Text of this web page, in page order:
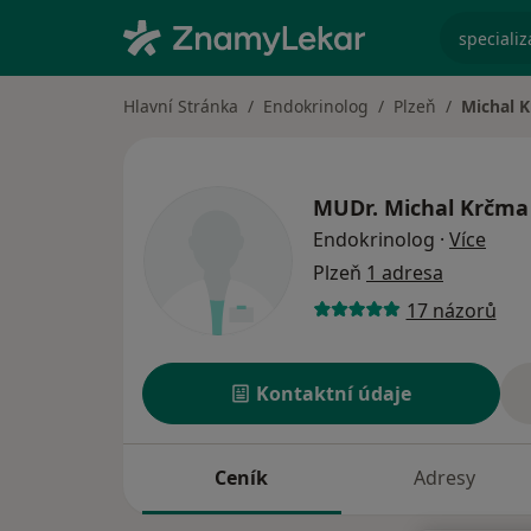
Hlavní Stránka Endokrinolog Plzeň Michal
MUDr. Michal Krčma
Endokrinolog · Více
Plzeň 1 adresa
17 názorů
Kontaktní údaje
Ceník Adresy